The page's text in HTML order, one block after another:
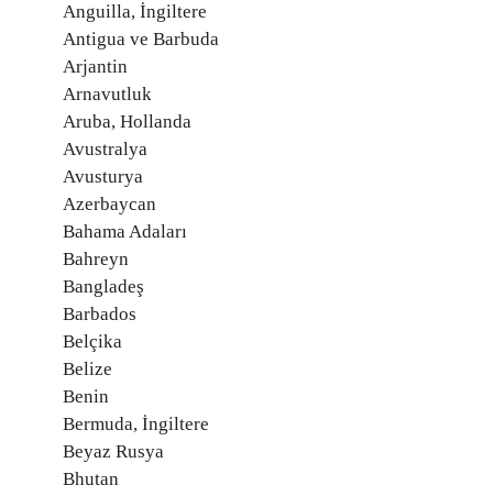
Anguilla, İngiltere
Antigua ve Barbuda
Arjantin
Arnavutluk
Aruba, Hollanda
Avustralya
Avusturya
Azerbaycan
Bahama Adaları
Bahreyn
Bangladeş
Barbados
Belçika
Belize
Benin
Bermuda, İngiltere
Beyaz Rusya
Bhutan